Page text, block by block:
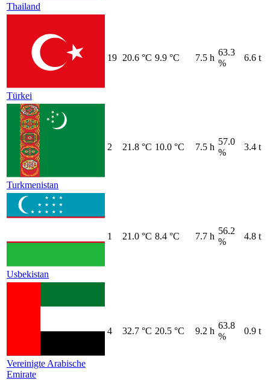
Thailand
Türkei
19 20.6 °C 9.9 °C 7.5 h
63.3
%
6.6 t
Turkmenistan
2 21.8 °C 10.0 °C 7.5 h
57.0
%
3.4 t
Usbekistan
1 21.0 °C 8.4 °C 7.7 h
56.2
%
4.8 t
Vereinigte Arabische
Emirate
4 32.7 °C 20.5 °C 9.2 h
63.8
%
0.9 t